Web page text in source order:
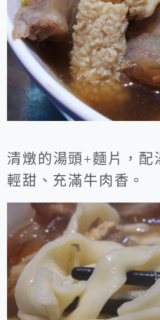
清燉的湯頭+麵片，配
輕甜、充滿牛肉香。